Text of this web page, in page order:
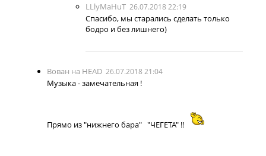
LLlyMaHuT 26.07.2018 22:19
Спасибо, мы старались сделать только
бодро и без лишнего)
Вован на HEAD 26.07.2018 21:04
Музыка - замечательная !
Прямо из "нижнего бара" "ЧЕГЕТА" !!